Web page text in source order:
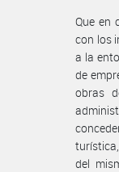
Que en
con los
a la
de
obras
del